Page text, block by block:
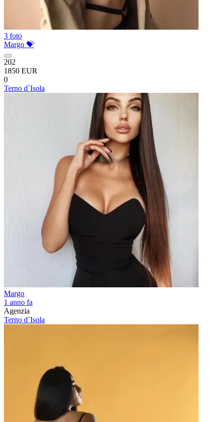
3 foto
Margo 💝
202
1850 EUR
0
Terno d`Isola
Margo
1 anno fa
Agenzia
Terno d`Isola